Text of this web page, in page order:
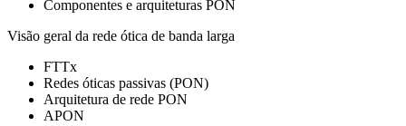
Componentes e arquiteturas PON
Visão geral da rede ótica de banda larga
FTTx
Redes óticas passivas (PON)
Arquitetura de rede PON
APON